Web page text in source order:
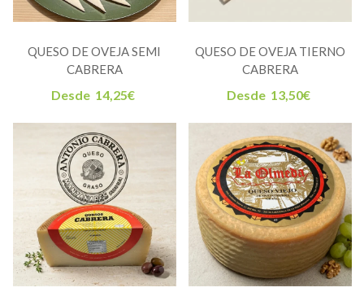
QUESO DE OVEJA SEMI
CABRERA
Desde 14,25€
QUESO DE OVEJA TIERNO
CABRERA
Desde 13,50€